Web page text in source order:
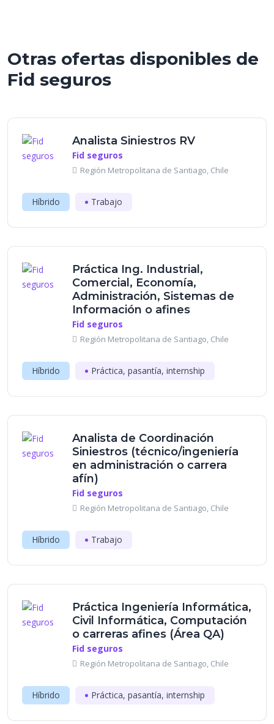
Otras ofertas disponibles de
Fid seguros
Analista Siniestros RV
Fid seguros
Región Metropolitana de Santiago, Chile
Híbrido Trabajo
Práctica Ing. Industrial,
Comercial, Economía,
Administración, Sistemas de
Información o afines
Fid seguros
Región Metropolitana de Santiago, Chile
Híbrido Práctica, pasantía, internship
Analista de Coordinación
Siniestros (técnico/ingeniería
en administración o carrera
afín)
Fid seguros
Región Metropolitana de Santiago, Chile
Híbrido Trabajo
Práctica Ingeniería Informática,
Civil Informática, Computación
o carreras afines (Área QA)
Fid seguros
Región Metropolitana de Santiago, Chile
Híbrido Práctica, pasantía, internship